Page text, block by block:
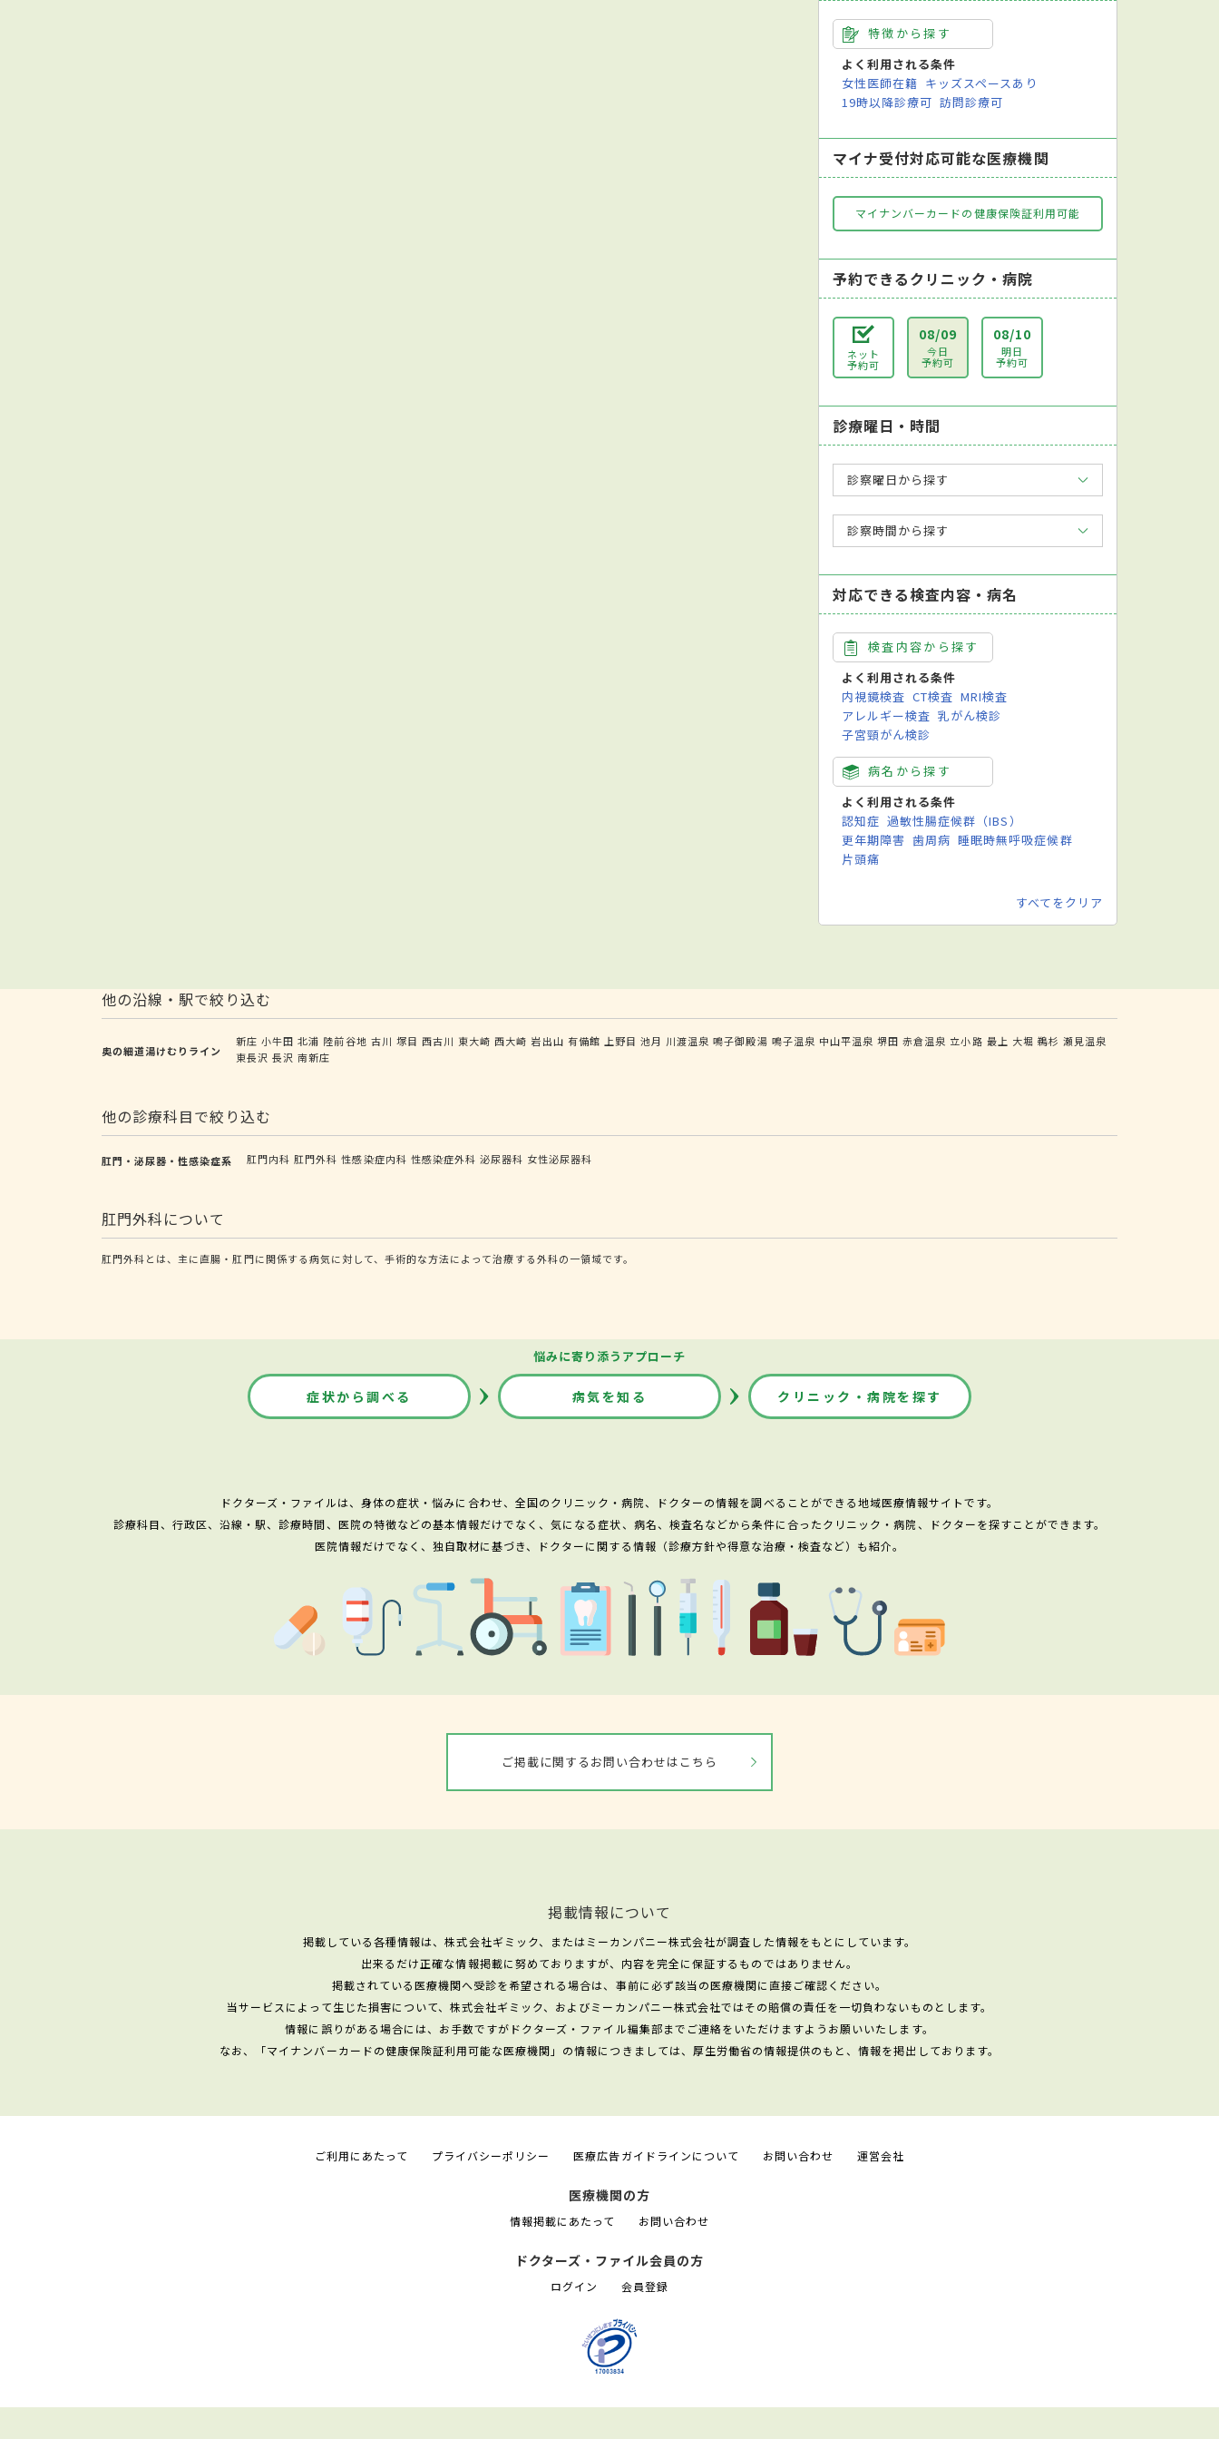
特徴から探す
よく利用される条件
女性医師在籍 キッズスペースあり
19時以降診療可 訪問診療可
マイナ受付対応可能な医療機関
マイナンバーカードの健康保険証利用可能
予約できるクリニック・病院
ネット
予約可
08/09
今日
予約可
08/10
明日
予約可
診療曜日・時間
診察曜日から探す
診察時間から探す
対応できる検査内容・病名
検査内容から探す
よく利用される条件
内視鏡検査 CT検査 MRI検査
アレルギー検査 乳がん検診
子宮頸がん検診
病名から探す
よく利用される条件
認知症 過敏性腸症候群（IBS）
更年期障害 歯周病 睡眠時無呼吸症候群
片頭痛
すべてをクリア
他の沿線・駅で絞り込む
奥の細道湯けむりライン
新庄 小牛田 北浦 陸前谷地 古川 塚目 西古川 東大崎 西大崎 岩出山 有備館 上野目 池月 川渡温泉 鳴子御殿湯 鳴子温泉 中山平温泉 堺田 赤倉温泉 立小路 最上 大堀 鵜杉 瀬見温泉
東長沢 長沢 南新庄
他の診療科目で絞り込む
肛門・泌尿器・性感染症系 肛門内科 肛門外科 性感染症内科 性感染症外科 泌尿器科 女性泌尿器科
肛門外科について
肛門外科とは、主に直腸・肛門に関係する病気に対して、手術的な方法によって治療する外科の一領域です。
悩みに寄り添うアプローチ
症状から調べる 病気を知る クリニック・病院を探す
ドクターズ・ファイルは、身体の症状・悩みに合わせ、全国のクリニック・病院、ドクターの情報を調べることができる地域医療情報サイトです。
診療科目、行政区、沿線・駅、診療時間、医院の特徴などの基本情報だけでなく、気になる症状、病名、検査名などから条件に合ったクリニック・病院、ドクターを探すことができます。
医院情報だけでなく、独自取材に基づき、ドクターに関する情報（診療方針や得意な治療・検査など）も紹介。
ご掲載に関するお問い合わせはこちら
掲載情報について
掲載している各種情報は、株式会社ギミック、またはミーカンパニー株式会社が調査した情報をもとにしています。
出来るだけ正確な情報掲載に努めておりますが、内容を完全に保証するものではありません。
掲載されている医療機関へ受診を希望される場合は、事前に必ず該当の医療機関に直接ご確認ください。
当サービスによって生じた損害について、株式会社ギミック、およびミーカンパニー株式会社ではその賠償の責任を一切負わないものとします。
情報に誤りがある場合には、お手数ですがドクターズ・ファイル編集部までご連絡をいただけますようお願いいたします。
なお、「マイナンバーカードの健康保険証利用可能な医療機関」の情報につきましては、厚生労働省の情報提供のもと、情報を掲出しております。
ご利用にあたって プライバシーポリシー 医療広告ガイドラインについて お問い合わせ 運営会社
医療機関の方
情報掲載にあたって お問い合わせ
ドクターズ・ファイル会員の方
ログイン 会員登録